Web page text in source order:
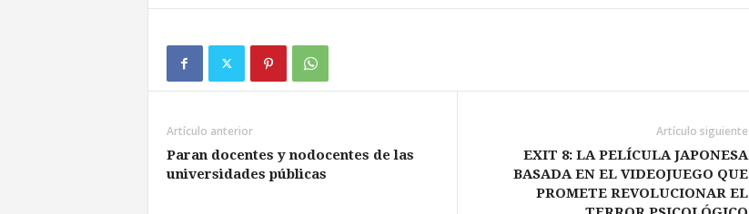
Artículo anterior
Paran docentes y nodocentes de las
universidades públicas
Artículo siguiente
EXIT 8: LA PELÍCULA JAPONESA
BASADA EN EL VIDEOJUEGO QUE
PROMETE REVOLUCIONAR EL